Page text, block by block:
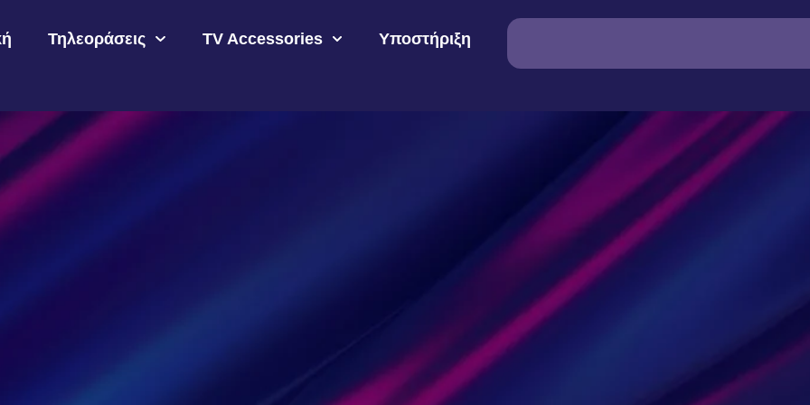
Τηλεοράσεις TV Accessories Υποστήριξη